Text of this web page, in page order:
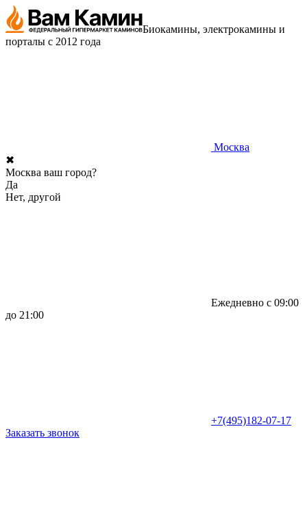
Биокамины, электрокамины и
порталы с 2012 года
Москва
✖
Москва ваш город?
Да
Нет, другой
Ежедневно с 09:00
до 21:00
+7(495)182-07-17
Заказать звонок